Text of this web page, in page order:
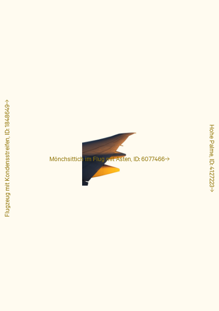
Mönchsittich im Flug mit Ästen, ID: 6077466 Hohe Palme, ID: 4127223
Flugzeug mit Kondensstreifen, ID: 1848649